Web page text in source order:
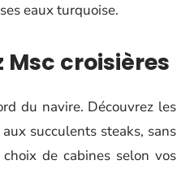
eaux turquoise.
Msc croisières
du navire. Découvrez les
succulents steaks, sans
de cabines selon vos